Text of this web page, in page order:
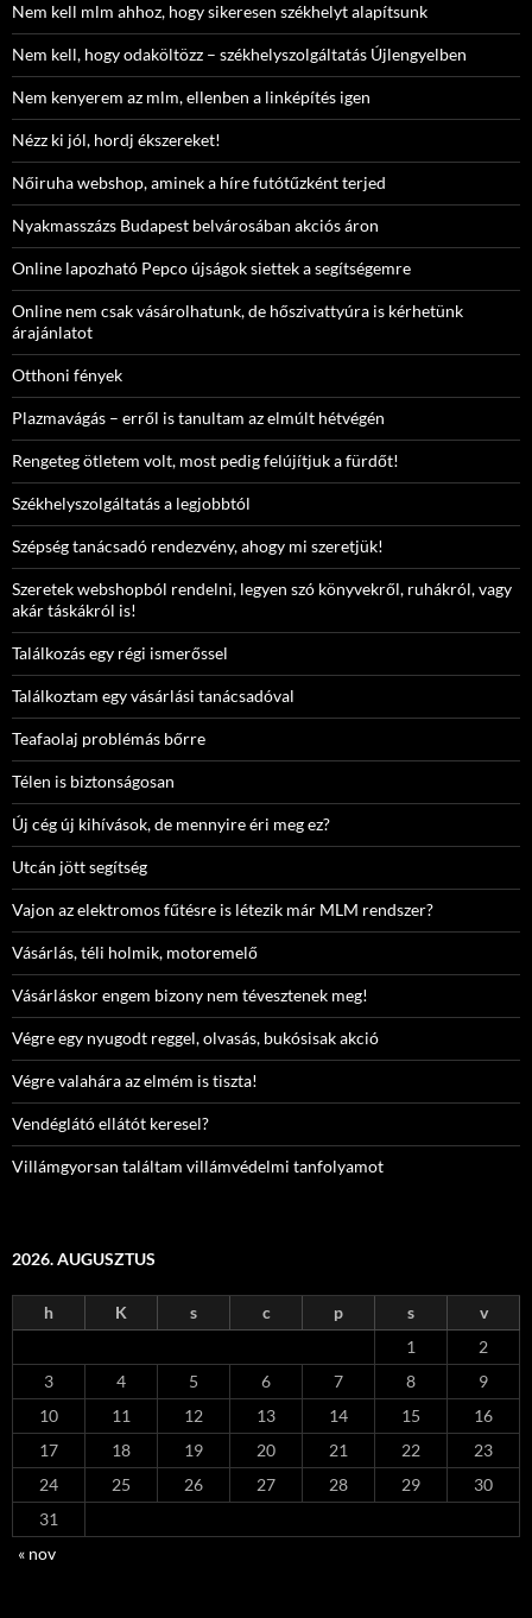
Nem kell mlm ahhoz, hogy sikeresen székhelyt alapítsunk
Nem kell, hogy odaköltözz – székhelyszolgáltatás Újlengyelben
Nem kenyerem az mlm, ellenben a linképítés igen
Nézz ki jól, hordj ékszereket!
Nőiruha webshop, aminek a híre futótűzként terjed
Nyakmasszázs Budapest belvárosában akciós áron
Online lapozható Pepco újságok siettek a segítségemre
Online nem csak vásárolhatunk, de hőszivattyúra is kérhetünk
árajánlatot
Otthoni fények
Plazmavágás – erről is tanultam az elmúlt hétvégén
Rengeteg ötletem volt, most pedig felújítjuk a fürdőt!
Székhelyszolgáltatás a legjobbtól
Szépség tanácsadó rendezvény, ahogy mi szeretjük!
Szeretek webshopból rendelni, legyen szó könyvekről, ruhákról, vagy
akár táskákról is!
Találkozás egy régi ismerőssel
Találkoztam egy vásárlási tanácsadóval
Teafaolaj problémás bőrre
Télen is biztonságosan
Új cég új kihívások, de mennyire éri meg ez?
Utcán jött segítség
Vajon az elektromos fűtésre is létezik már MLM rendszer?
Vásárlás, téli holmik, motoremelő
Vásárláskor engem bizony nem tévesztenek meg!
Végre egy nyugodt reggel, olvasás, bukósisak akció
Végre valahára az elmém is tiszta!
Vendéglátó ellátót keresel?
Villámgyorsan találtam villámvédelmi tanfolyamot
2026. AUGUSZTUS
h K s c p s
v
1
2
3
4 5 6 7 8
9
10
11 12 13 14 15
16
17
18 19 20 21 22
23
24
25 26 27 28 29
30
31
« nov